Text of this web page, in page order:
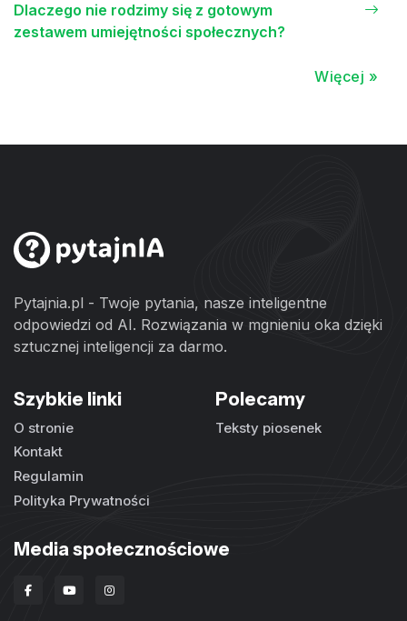
Dlaczego nie rodzimy się z gotowym
zestawem umiejętności społecznych?
Więcej »
Pytajnia.pl - Twoje pytania, nasze inteligentne
odpowiedzi od AI. Rozwiązania w mgnieniu oka dzięki
sztucznej inteligencji za darmo.
Szybkie linki
O stronie
Kontakt
Regulamin
Polityka Prywatności
Polecamy
Teksty piosenek
Media społecznościowe